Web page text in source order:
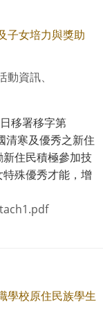
子女培力與獎助
資訊、
移署移字第
清寒及優秀之新住
住民積極參加技
殊優秀才能，增
學校原住民族學生